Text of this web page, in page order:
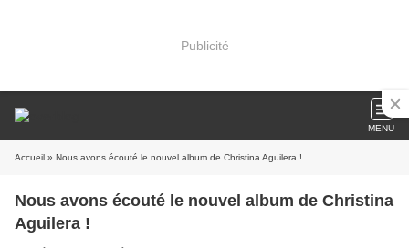
Publicité
MENU
Accueil » Nous avons écouté le nouvel album de Christina Aguilera !
Nous avons écouté le nouvel album de Christina
Aguilera !